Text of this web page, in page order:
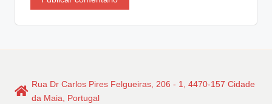
Rua Dr Carlos Pires Felgueiras, 206 - 1, 4470-157 Cidade
da Maia, Portugal